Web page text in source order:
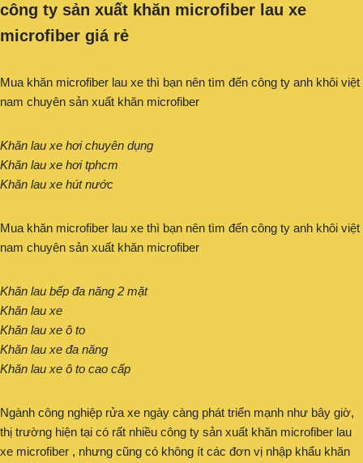
công ty sản xuất khăn microfiber lau xe
microfiber giá rẻ
Mua khăn microfiber lau xe thì bạn nên tìm đến công ty anh khôi việt
nam chuyên sản xuất khăn microfiber
Khăn lau xe hơi chuyên dụng
Khăn lau xe hơi tphcm
Khăn lau xe hút nước
Mua khăn microfiber lau xe thì bạn nên tìm đến công ty anh khôi việt
nam chuyên sản xuất khăn microfiber
Khăn lau bếp đa năng 2 mặt
Khăn lau xe
Khăn lau xe ô to
Khăn lau xe đa năng
Khăn lau xe ô to cao cấp
Ngành công nghiệp rửa xe ngày càng phát triển mạnh như bây giờ,
thị trường hiện tại có rất nhiều công ty sản xuất khăn microfiber lau
xe microfiber , nhưng cũng có không ít các đơn vị nhập khẩu khăn